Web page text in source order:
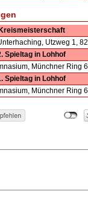
Kreismeisterschaft
Utzweg 1,
Spieltag in Lohhof
Münchner Ring
Spieltag in Lohhof
Münchner Ring